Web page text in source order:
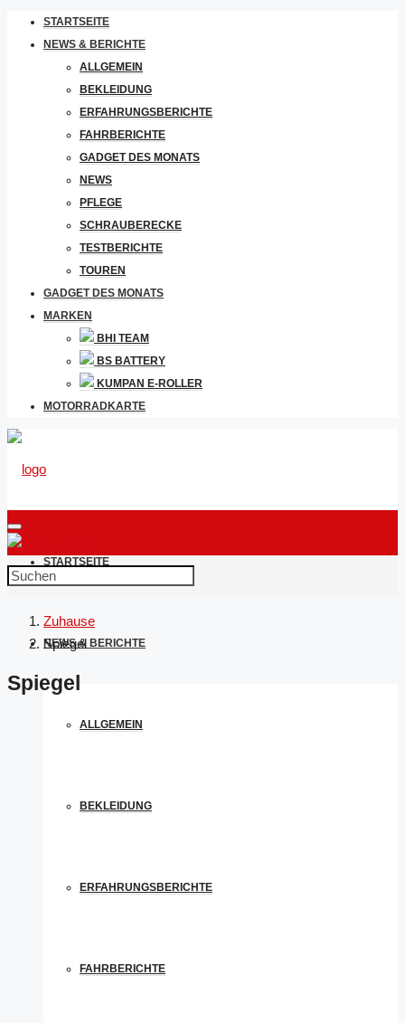
STARTSEITE
NEWS & BERICHTE
ALLGEMEIN
BEKLEIDUNG
ERFAHRUNGSBERICHTE
FAHRBERICHTE
GADGET DES MONATS
NEWS
PFLEGE
SCHRAUBERECKE
TESTBERICHTE
TOUREN
GADGET DES MONATS
MARKEN
BHI TEAM
BS BATTERY
KUMPAN E-ROLLER
MOTORRADKARTE
STARTSEITE
NEWS & BERICHTE
ALLGEMEIN
BEKLEIDUNG
ERFAHRUNGSBERICHTE
FAHRBERICHTE
Zuhause
Spiegel
Spiegel